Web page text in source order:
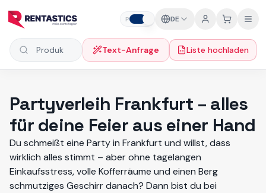
P DE
Produkte suchen Text-Anfrage Liste hochladen
Partyverleih Frankfurt – alles
für deine Feier aus einer Hand
Du schmeißt eine Party in Frankfurt und willst, dass
wirklich alles stimmt – aber ohne tagelangen
Einkaufsstress, volle Kofferräume und einen Berg
schmutziges Geschirr danach? Dann bist du bei